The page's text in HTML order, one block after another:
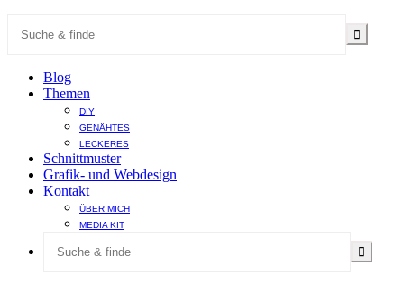
Blog
Themen
DIY
GENÄHTES
LECKERES
Schnittmuster
Grafik- und Webdesign
Kontakt
ÜBER MICH
MEDIA KIT